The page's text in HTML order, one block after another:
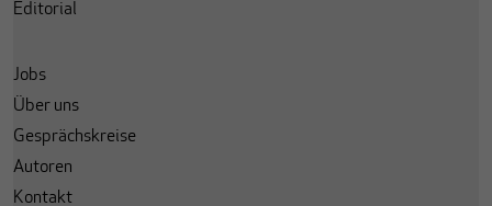
Editorial
Jobs
Über uns
Gesprächskreise
Autoren
Kontakt